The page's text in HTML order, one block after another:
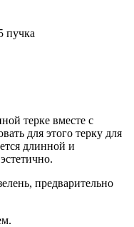
пучка
терке вместе с
для этого терку для
длинной и
предварительно